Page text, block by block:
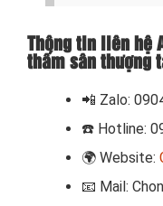
Thông tin liên hệ
thấm sân thượng
📲 Zalo:
☎️ Hotline:
🌍 Website:
📧 Mail: